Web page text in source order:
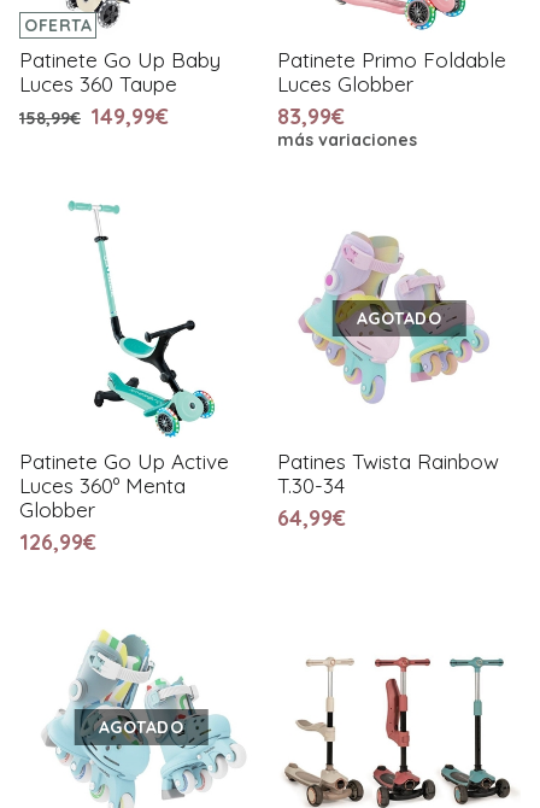
OFERTA
Patinete Go Up Baby
Luces 360 Taupe
158,99€ 149,99€
Patinete Primo Foldable
Luces Globber
83,99€
más variaciones
Patinete Go Up Active
Luces 360º Menta
Globber
126,99€
AGOTADO
Patines Twista Rainbow
T.30-34
64,99€
AGOTADO